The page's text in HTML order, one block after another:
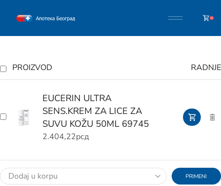
0
PROIZVOD RADNJE
EUCERIN ULTRA
SENS.KREM ZA LICE ZA
SUVU KOŽU 50ML 69745
2.404,22рсд
PRIMENI